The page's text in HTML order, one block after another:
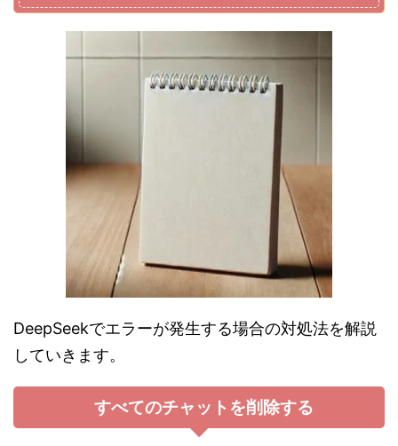
DeepSeekでエラーが発生する場合の対処法を解説
していきます。
すべてのチャットを削除する